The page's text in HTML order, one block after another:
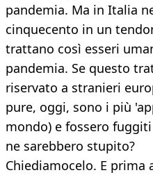
pandemia. Ma in Italia
cinquecento in un
trattano così esseri
pandemia. Se questo
riservato a stranieri
pure, oggi, sono i più
mondo) e fossero
ne sarebbero stupito?
Chiediamocelo. E prima